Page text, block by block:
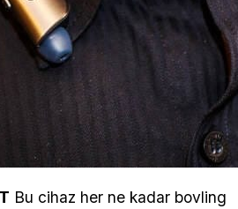
Bu cihaz her ne kadar bovling